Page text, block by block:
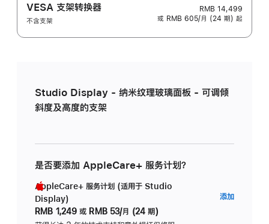
VESA 支架转换器
不含支架
RMB 14,499
或 RMB 605/月 (24 期) 起
Studio Display - 纳米纹理玻璃面板 - 可调倾
斜度及高度的支架
是否要添加 AppleCare+ 服务计划？
AppleCare+ 服务计划 (适用于 Studio
Display)
RMB 1,249 或 RMB 53/月 (24 期)
添加